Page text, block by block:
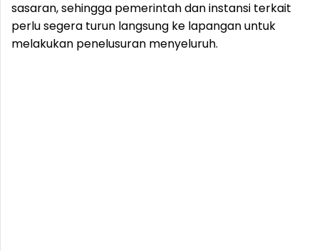
sasaran, sehingga pemerintah dan instansi terkait
perlu segera turun langsung ke lapangan untuk
melakukan penelusuran menyeluruh.